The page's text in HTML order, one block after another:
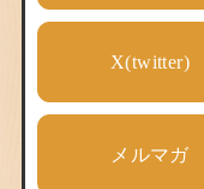
X(twitter)
メルマガ